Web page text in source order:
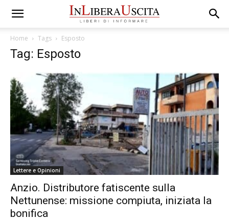
Home Tags Esposto
Tag: Esposto
Lettere e Opinioni
Anzio. Distributore fatiscente sulla
Nettunense: missione compiuta, iniziata la
bonifica